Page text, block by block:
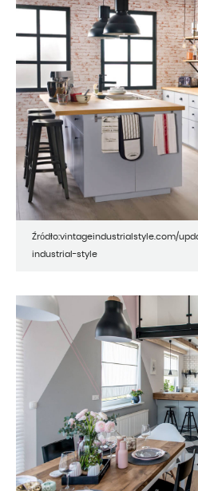
Źródło:vintageindustrialstyle.com/
industrial-style